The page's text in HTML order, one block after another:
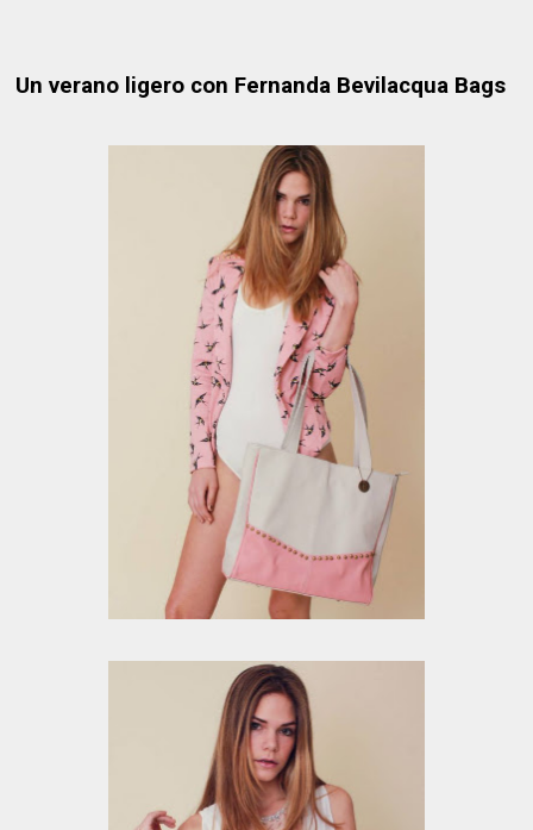
Un verano ligero con Fernanda Bevilacqua Bags